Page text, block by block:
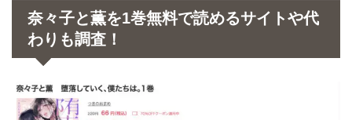
奈々子と薫を1巻無料で読めるサイトや代
わりも調査！